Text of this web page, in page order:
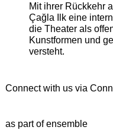
Mit ihrer Rückkehr
Çağla Ilk eine
die Theater als
Kunstformen und
versteht.
Connect with us via
as part of ensemble